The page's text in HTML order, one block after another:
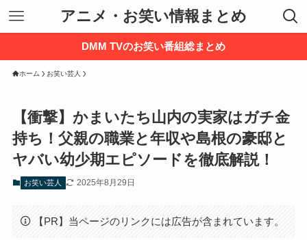
アニメ・お笑い情報まとめ
DMM TVのお笑い番組総まとめ
ホーム お笑い芸人
【衝撃】かまいたち山内の実家はガチ金
持ち！父親の職業と年収や島根の豪邸と
ヤバい幼少期エピソードを徹底解説！
お笑い芸人 2025年8月29日
【PR】当ページのリンクには広告が含まれています。